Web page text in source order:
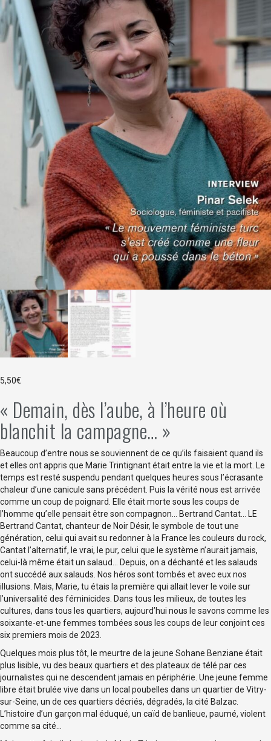
5,50€
« Demain, dès l’aube, à l’heure où
blanchit la campagne… »
Beaucoup d’entre nous se souviennent de ce qu’ils faisaient quand ils
et elles ont appris que Marie Trintignant était entre la vie et la mort. Le
temps est resté suspendu pendant quelques heures sous l’écrasante
chaleur d’une canicule sans précédent. Puis la vérité nous est arrivée
comme un coup de poignard. Elle était morte sous les coups de
l’homme qu’elle pensait être son compagnon… Bertrand Cantat… LE
Bertrand Cantat, chanteur de Noir Désir, le symbole de tout une
génération, celui qui avait su redonner à la France les couleurs du rock,
Cantat l’alternatif, le vrai, le pur, celui que le système n’aurait jamais,
celui-là même était un salaud… Depuis, on a déchanté et les salauds
ont succédé aux salauds. Nos héros sont tombés et avec eux nos
illusions. Mais, Marie, tu étais la première qui allait lever le voile sur
l’universalité des féminicides. Dans tous les milieux, de toutes les
cultures, dans tous les quartiers, aujourd’hui nous le savons comme les
soixante-et-une femmes tombées sous les coups de leur conjoint ces
six premiers mois de 2023.
Quelques mois plus tôt, le meurtre de la jeune Sohane Benziane était
plus lisible, vu des beaux quartiers et des plateaux de télé par ces
journalistes qui ne descendent jamais en périphérie. Une jeune femme
libre était brulée vive dans un local poubelles dans un quartier de Vitry-
sur-Seine, un de ces quartiers décriés, dégradés, la cité Balzac.
L’histoire d’un garçon mal éduqué, un caïd de banlieue, paumé, violent
comme sa cité…